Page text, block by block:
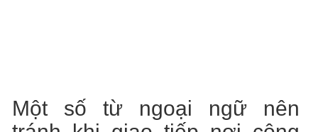
Một số từ ngoại ngữ nên